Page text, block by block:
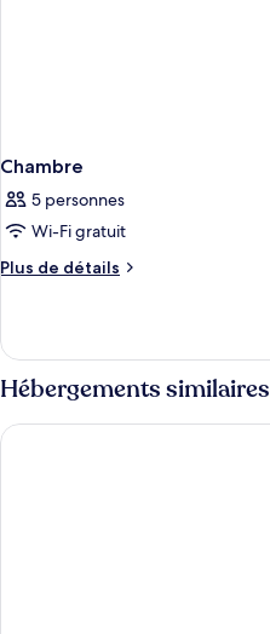
Chambre
5 personnes
Wi-Fi gratuit
Plus de détails
Plus
le
type
de
chambre
Chambre
Hébergements similaires
Deadwood Miners Hotel